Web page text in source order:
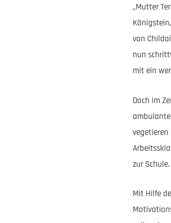
„Mutter
von
nun
mit ein
Doch im
zur Schule.
Mit Hilfe